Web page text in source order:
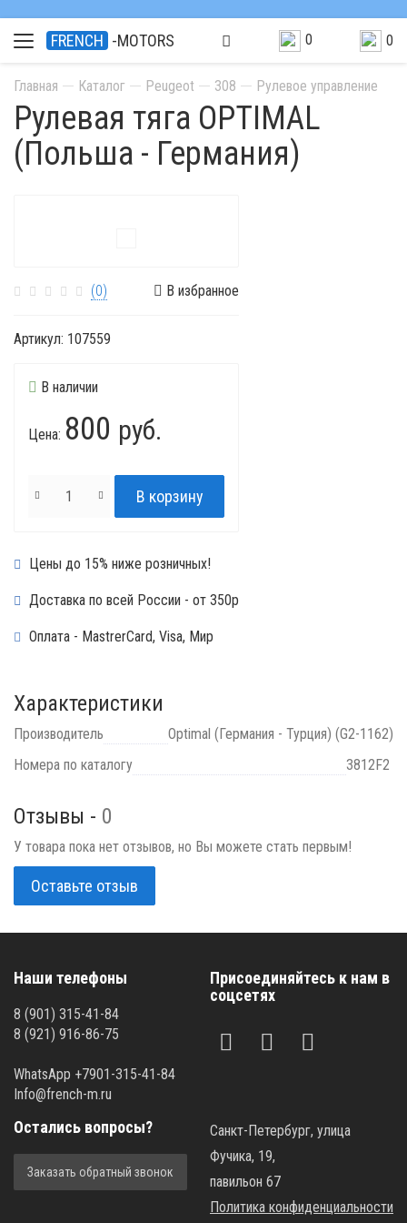
FRENCH -MOTORS 0 0
Главная Каталог Peugeot 308 Рулевое управление
Рулевая тяга OPTIMAL
(Польша - Германия)
(0) В избранное
Артикул: 107559
В наличии
Цена: 800 руб.
Цены до 15% ниже розничных!
Доставка по всей России - от 350р
Оплата - MastrerCard, Visa, Мир
Характеристики
Производитель
Optimal (Германия - Турция) (G2-1162)
Номера по каталогу
3812F2
Отзывы - 0
У товара пока нет отзывов, но Вы можете стать первым!
Оставьте отзыв
Наши телефоны
8 (901) 315-41-84
8 (921) 916-86-75
WhatsApp +7901-315-41-84
Info@french-m.ru
Присоединяйтесь к нам в
соцсетях
Остались вопросы?
Заказать обратный звонок
Санкт-Петербург, улица
Фучика, 19,
павильон 67
Политика конфиденциальности